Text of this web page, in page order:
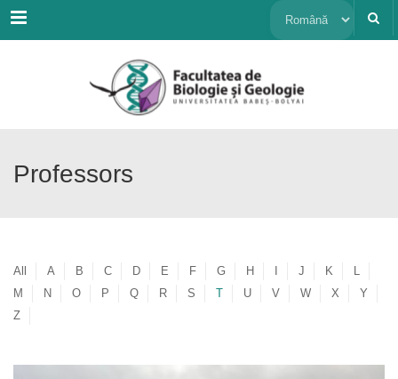
Menu Alege
limbă
Professors
All A B C D E F G H J K
L
M
N O P Q R S T U V W X
Y
Z